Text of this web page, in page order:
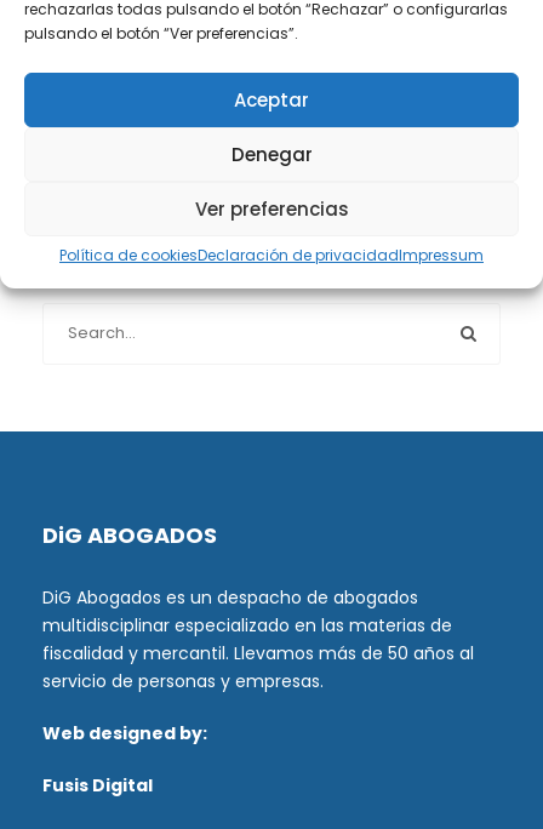
rechazarlas todas pulsando el botón “Rechazar” o configurarlas
pulsando el botón “Ver preferencias”.
Aceptar
Denegar
Ver preferencias
Política de cookiesDeclaración de privacidadImpressum
Protección de datos(40)
Buscador de artículos
DiG ABOGADOS
DiG Abogados es un despacho de abogados
multidisciplinar especializado en las materias de
fiscalidad y mercantil. Llevamos más de 50 años al
servicio de personas y empresas.
Web designed by:
Fusis Digital